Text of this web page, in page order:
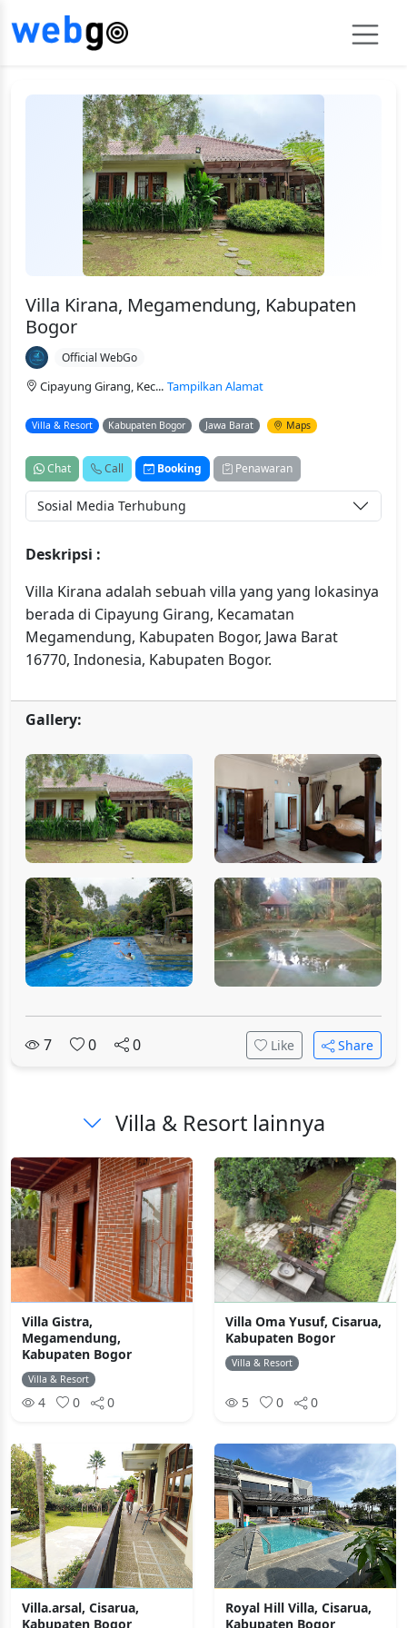
Villa Kirana, Megamendung, Kabupaten
Bogor
Official WebGo
Cipayung Girang, Kec... Tampilkan Alamat
Villa & Resort Kabupaten Bogor Jawa Barat Maps
Chat Call Booking Penawaran
Sosial Media Terhubung
Deskripsi :
Villa Kirana adalah sebuah villa yang yang lokasinya
berada di Cipayung Girang, Kecamatan
Megamendung, Kabupaten Bogor, Jawa Barat
16770, Indonesia, Kabupaten Bogor.
Gallery:
7 0 0 Like Share
Villa & Resort lainnya
Villa Gistra,
Megamendung,
Kabupaten Bogor
Villa & Resort
4 0 0
Villa Oma Yusuf, Cisarua,
Kabupaten Bogor
Villa & Resort
5 0 0
Villa.arsal, Cisarua,
Kabupaten Bogor
Royal Hill Villa, Cisarua,
Kabupaten Bogor